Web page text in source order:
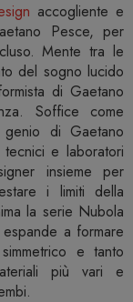
accogliente e
Pesce, per
Mente tra le
del sogno lucido
di Gaetano
Soffice come
genio di Gaetano
e laboratori
insieme per
i limiti della
la serie Nubola
a formare
e tanto
più vari e